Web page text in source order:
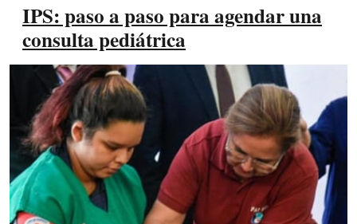
IPS: paso a paso para agendar una
consulta pediátrica